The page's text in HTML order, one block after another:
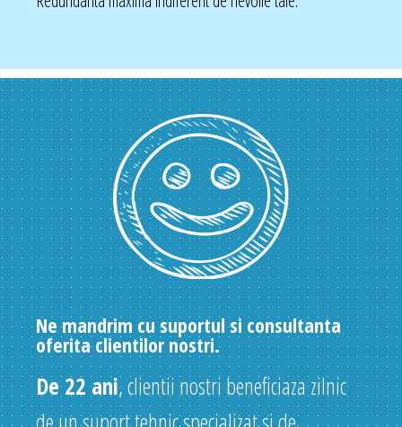
Ne mandrim cu suportul si consultanta
oferita clientilor nostri.
De 22 ani, clientii nostri beneficiaza zilnic